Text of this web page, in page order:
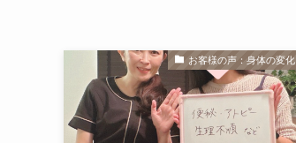
お客様の声：身体の変化